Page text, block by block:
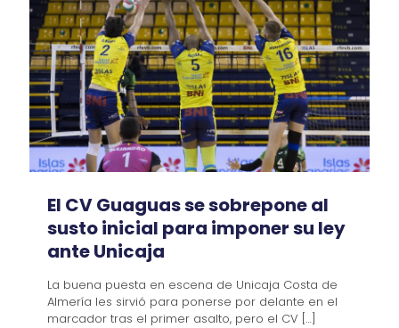
El CV Guaguas se sobrepone al
susto inicial para imponer su ley
ante Unicaja
La buena puesta en escena de Unicaja Costa de
Almería les sirvió para ponerse por delante en el
marcador tras el primer asalto, pero el CV […]